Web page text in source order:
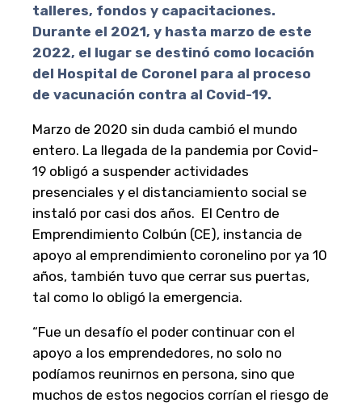
talleres, fondos y capacitaciones.
Durante el 2021, y hasta marzo de este
2022, el lugar se destinó como locación
del Hospital de Coronel para al proceso
de vacunación contra al Covid-19.
Marzo de 2020 sin duda cambió el mundo
entero. La llegada de la pandemia por Covid-
19 obligó a suspender actividades
presenciales y el distanciamiento social se
instaló por casi dos años. El Centro de
Emprendimiento Colbún (CE), instancia de
apoyo al emprendimiento coronelino por ya 10
años, también tuvo que cerrar sus puertas,
tal como lo obligó la emergencia.
“Fue un desafío el poder continuar con el
apoyo a los emprendedores, no solo no
podíamos reunirnos en persona, sino que
muchos de estos negocios corrían el riesgo de